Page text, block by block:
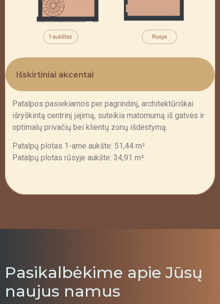
Išskirtiniai akcentai
Patalpos pasiekiamos per pagrindinį, architektūriškai
išryškintą centrinį įėjimą, suteikia matomumą iš gatvės ir
optimalų privačių bei klientų zonų išdėstymą.
Patalpų plotas 1-ame aukšte: 51,44 m²
Patalpų plotas rūsyje aukšte: 34,91 m²
Pasikalbėkime apie Jūsų
naujus namus